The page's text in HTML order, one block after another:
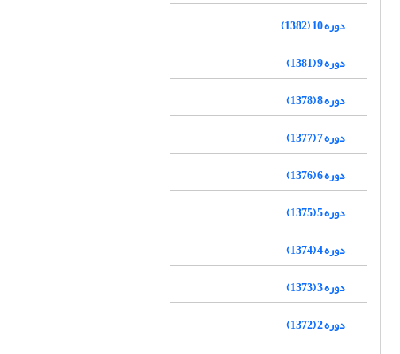
دوره 10 (1382)
دوره 9 (1381)
دوره 8 (1378)
دوره 7 (1377)
دوره 6 (1376)
دوره 5 (1375)
دوره 4 (1374)
دوره 3 (1373)
دوره 2 (1372)